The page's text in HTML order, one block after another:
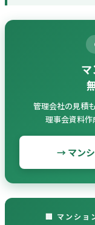
管理会社の見積
理事会資料
→ マン
🏢 マンショ